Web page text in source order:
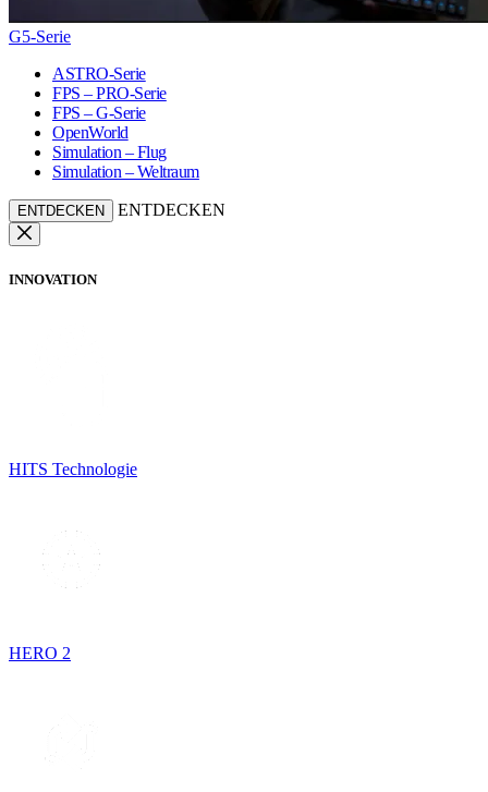
G5-Serie
ASTRO-Serie
FPS – PRO-Serie
FPS – G-Serie
OpenWorld
Simulation – Flug
Simulation – Weltraum
ENTDECKEN ENTDECKEN
INNOVATION
HITS Technologie
HERO 2